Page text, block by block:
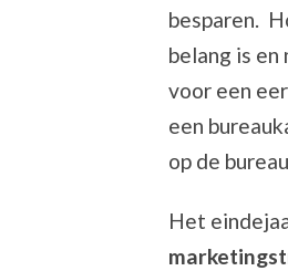
besparen.
belang is
voor een
een
op de
Het